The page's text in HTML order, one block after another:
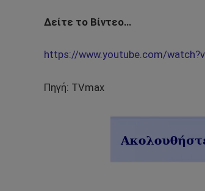
Δείτε το Βίντεο…
https://www.youtube.com/
Πηγή: TVmax